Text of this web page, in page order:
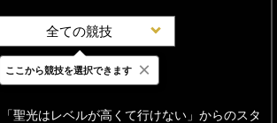
全ての競技
最新 24時間 週間
「聖光はレベルが高くて行けない」からのスタ
ここから競技を選択できます ×